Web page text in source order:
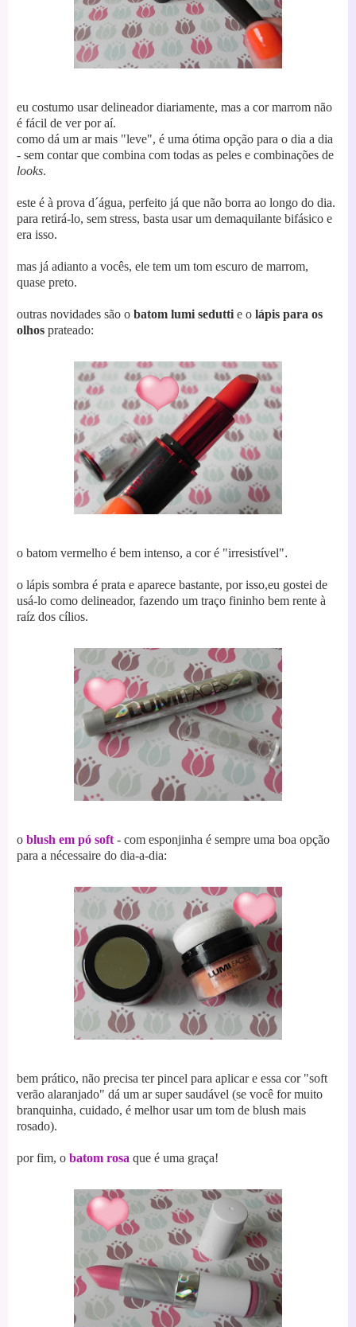
eu costumo usar delineador diariamente, mas a cor marrom não
é fácil de ver por aí.
como dá um ar mais "leve", é uma ótima opção para o dia a dia
- sem contar que combina com todas as peles e combinações de
looks.
este é à prova d´água, perfeito já que não borra ao longo do dia.
para retirá-lo, sem stress, basta usar um demaquilante bifásico e
era isso.
mas já adianto a vocês, ele tem um tom escuro de marrom,
quase preto.
outras novidades são o batom lumi sedutti e o lápis para os
olhos prateado:
o batom vermelho é bem intenso, a cor é "irresistível".
o lápis sombra é prata e aparece bastante, por isso,eu gostei de
usá-lo como delineador, fazendo um traço fininho bem rente à
raíz dos cílios.
o blush em pó soft - com esponjinha é sempre uma boa opção
para a nécessaire do dia-a-dia:
bem prático, não precisa ter pincel para aplicar e essa cor "soft
verão alaranjado" dá um ar super saudável (se você for muito
branquinha, cuidado, é melhor usar um tom de blush mais
rosado).
por fim, o batom rosa que é uma graça!